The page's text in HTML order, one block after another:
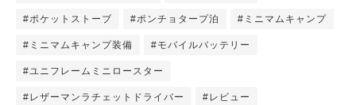
#ポケットストーブ #ポンチョタープ泊 #ミニマムキャンプ
#ミニマムキャンプ装備 #モバイルバッテリー
#ユニフレームミニロースター
#レザーマンラチェットドライバー #レビュー